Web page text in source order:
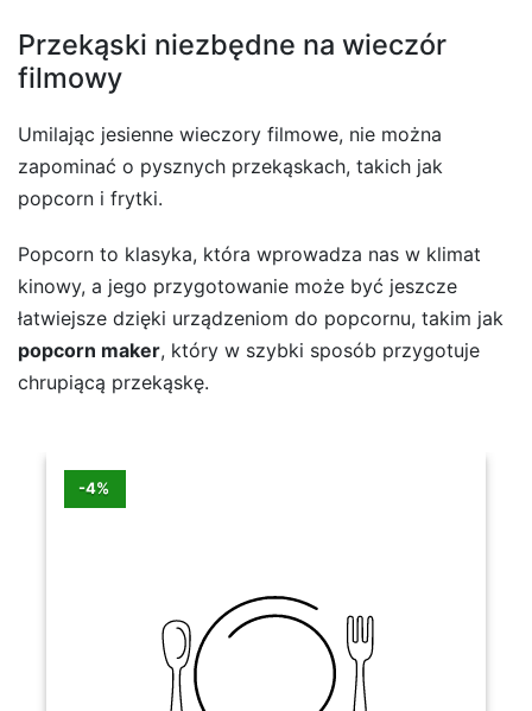
Przekąski niezbędne na wieczór
filmowy
Umilając jesienne wieczory filmowe, nie można
zapominać o pysznych przekąskach, takich jak
popcorn i frytki.
Popcorn to klasyka, która wprowadza nas w klimat
kinowy, a jego przygotowanie może być jeszcze
łatwiejsze dzięki urządzeniom do popcornu, takim jak
popcorn maker, który w szybki sposób przygotuje
chrupiącą przekąskę.
-4%